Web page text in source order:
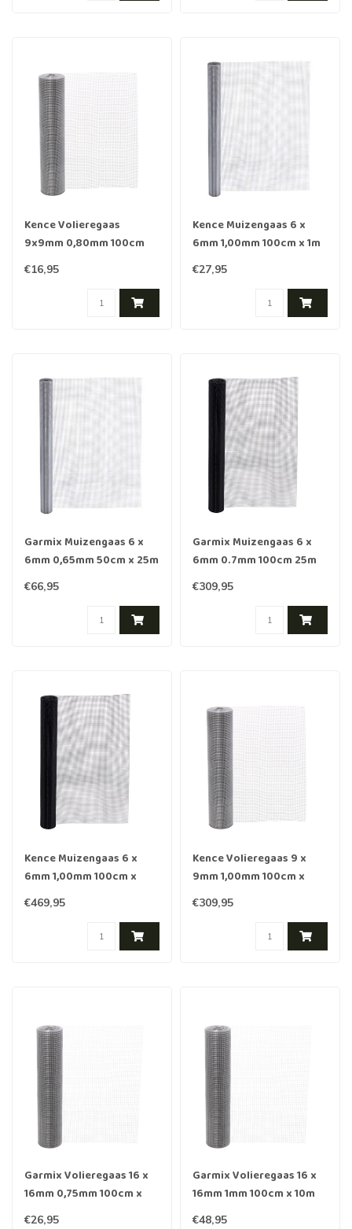
Kence Volieregaas
9x9mm 0,80mm 100cm
x1m RVS
€16,95
Kence Muizengaas 6 x
6mm 1,00mm 100cm x 1m
RVS
€27,95
Garmix Muizengaas 6 x
6mm 0,65mm 50cm x 25m
verzinkt
€66,95
Garmix Muizengaas 6 x
6mm 0.7mm 100cm 25m
gepoedercoat RVS
€309,95
Kence Muizengaas 6 x
6mm 1,00mm 100cm x
25m Zwart gecoat RVS
€469,95
Kence Volieregaas 9 x
9mm 1,00mm 100cm x
25m RVS
€309,95
Garmix Volieregaas 16 x
16mm 0,75mm 100cm x
10m Verzinkt
€26,95
Garmix Volieregaas 16 x
16mm 1mm 100cm x 10m
Verzinkt
€48,95